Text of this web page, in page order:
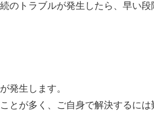
のトラブルが発生したら、早い段
発生します。
とが多く、ご自身で解決するには